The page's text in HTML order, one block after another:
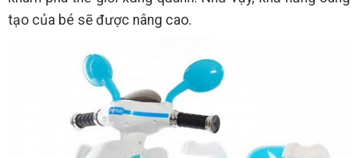
tạo của bé sẽ được nâng cao.